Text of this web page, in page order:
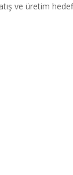
ve üretim